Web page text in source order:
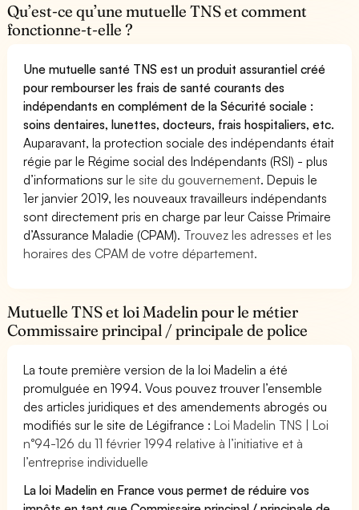
Qu’est-ce qu’une mutuelle TNS et comment
fonctionne-t-elle ?
Une mutuelle santé TNS est un produit assurantiel créé
pour rembourser les frais de santé courants des
indépendants en complément de la Sécurité sociale :
soins dentaires, lunettes, docteurs, frais hospitaliers, etc.
Auparavant, la protection sociale des indépendants était
régie par le Régime social des Indépendants (RSI) - plus
d’informations surle site du gouvernement. Depuis le
1er janvier 2019, les nouveaux travailleurs indépendants
sont directement pris en charge par leur Caisse Primaire
d’Assurance Maladie (CPAM). Trouvez les adresses et les
horaires des CPAM de votre département.
Mutuelle TNS et loi Madelin pour le métier
Commissaire principal / principale de police
La toute première version de la loi Madelin a été
promulguée en 1994. Vous pouvez trouver l’ensemble
des articles juridiques et des amendements abrogés ou
modifiés sur le site de Légifrance :Loi Madelin TNS | Loi
n°94-126 du 11 février 1994 relative à l’initiative et à
l’entreprise individuelle
La loi Madelin en France vous permet de réduire vos